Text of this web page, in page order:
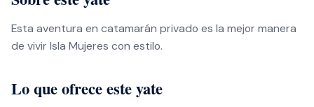
Esta aventura en catamarán privado es la mejor manera
de vivir Isla Mujeres con estilo.
Lo que ofrece este yate